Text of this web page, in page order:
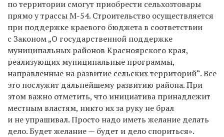
по территории смогут приобрести сельхозтовары
прямо у трассы М-54. Строительство осуществляется
при поддержке краевого бюджета в соответствии
с Законом „О государственной поддержке
муниципальных районов Красноярского края,
реализующих муниципальные программы,
направленные на развитие сельских территорий“. Все
это послужит дальнейшему развитию района. При
этом важно отметить, что инициатива принадлежит
местным властям, никто их за руку не брал
и не упрашивал. Просто надо иметь желание делать
дело. Будет желание — будет и дело спориться».